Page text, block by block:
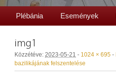
Plébánia Események
img1
Közzétéve: 2023-05-21 - 1024 × 695 -
bazilikájának felszentelése